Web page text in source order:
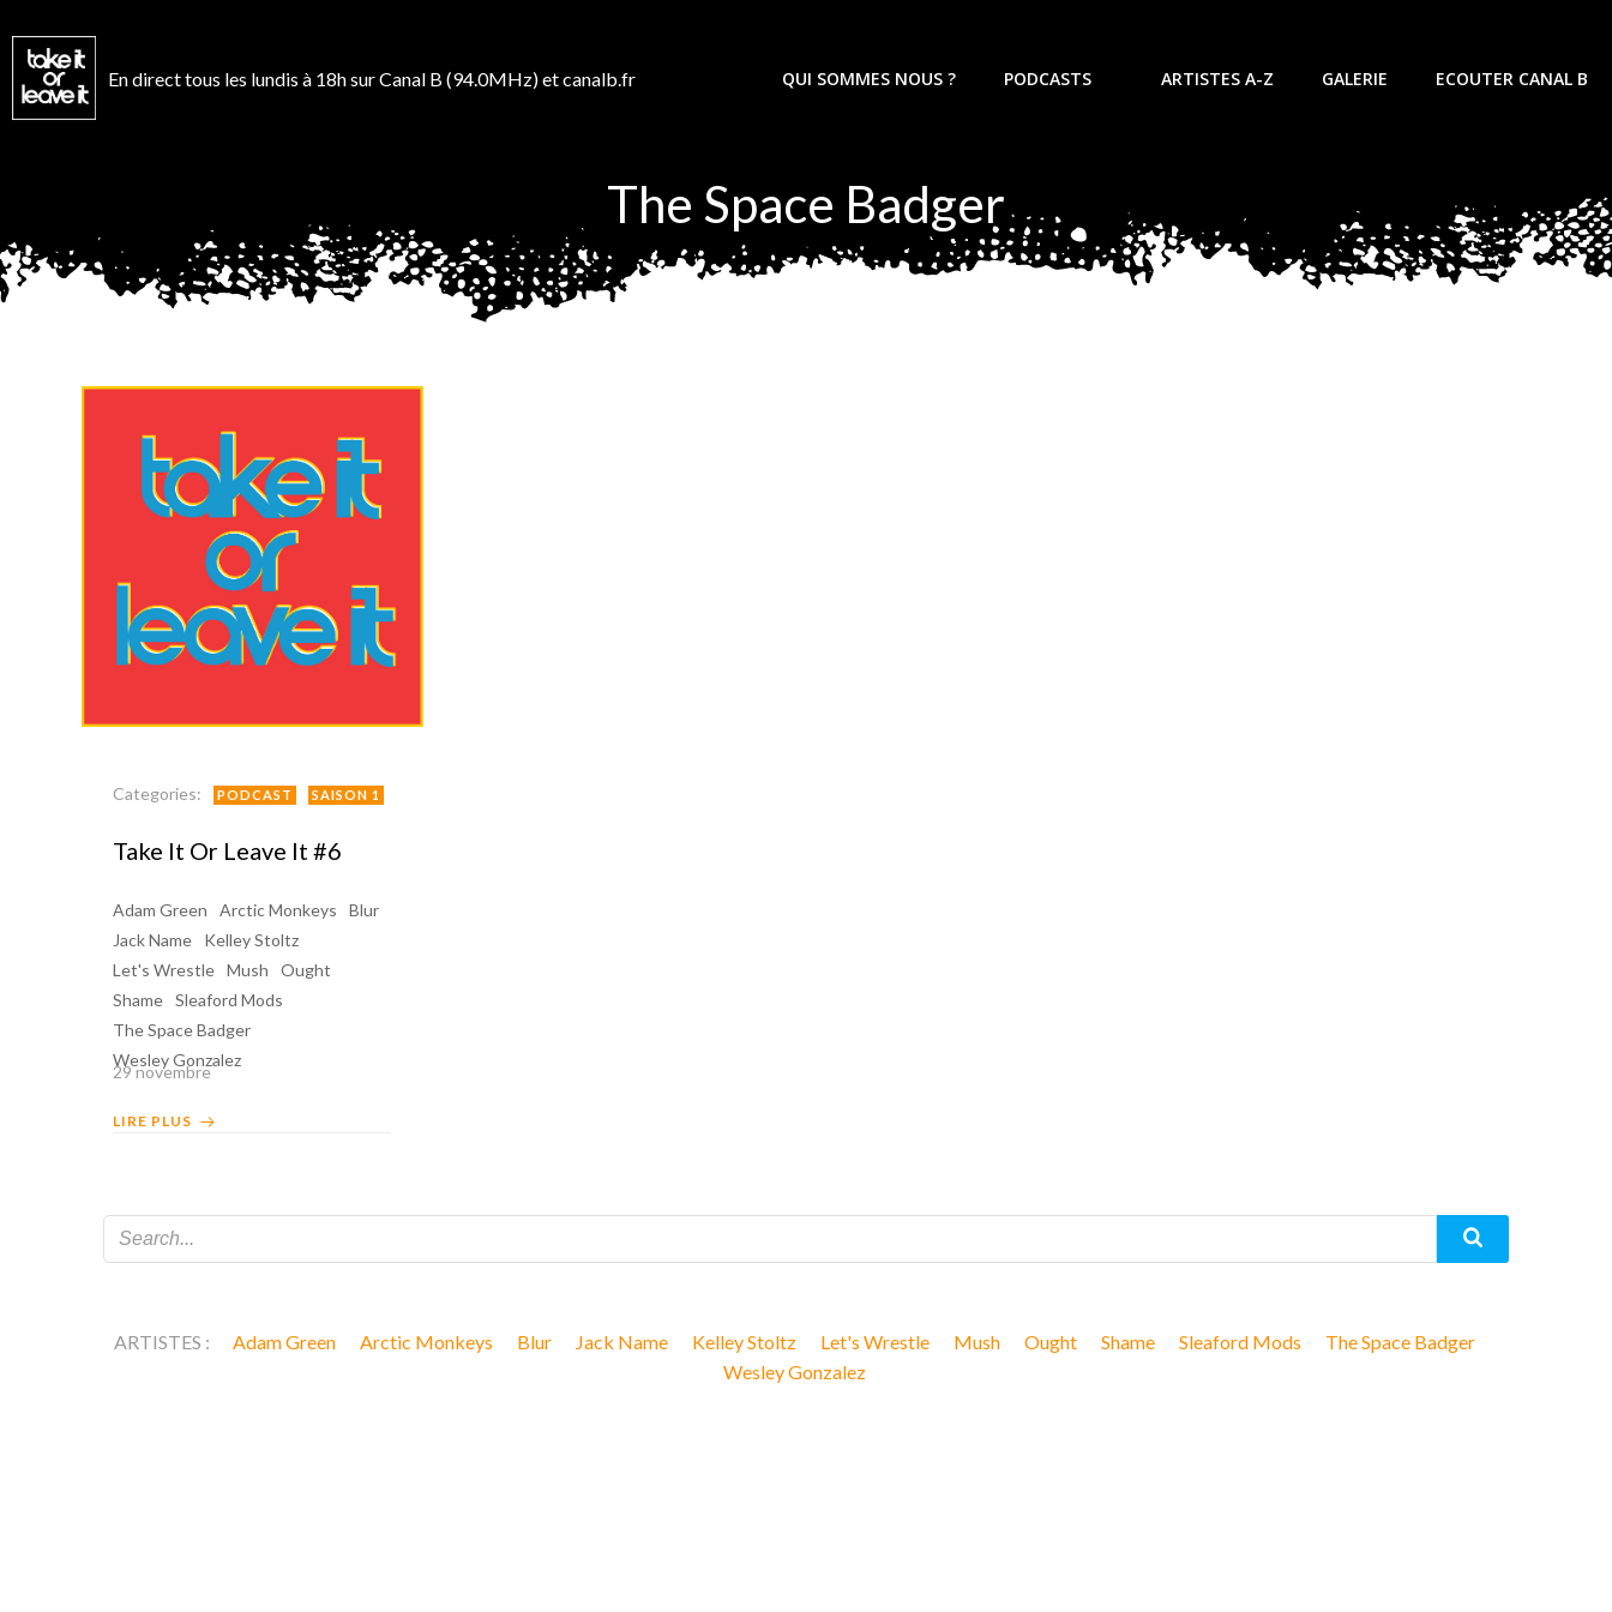
au
contenu
En direct tous les lundis à 18h sur Canal B (94.0MHz) et canalb.fr QUI SOMMES NOUS ? PODCASTS ARTISTES A-Z GALERIE ECOUTER CANAL B
The Space Badger
Categories: PODCAST SAISON 1
Take It Or Leave It #6
Adam Green Arctic Monkeys
Blur
Jack Name
Kelley Stoltz
Let's Wrestle Mush
Ought
Shame Sleaford Mods
The Space Badger
Wesley Gonzalez
29 novembre
LIRE PLUS
ARTISTES : Adam Green Arctic Monkeys Blur Jack Name Kelley Stoltz Let's Wrestle Mush Ought Shame Sleaford Mods
The Space Badger
Wesley Gonzalez